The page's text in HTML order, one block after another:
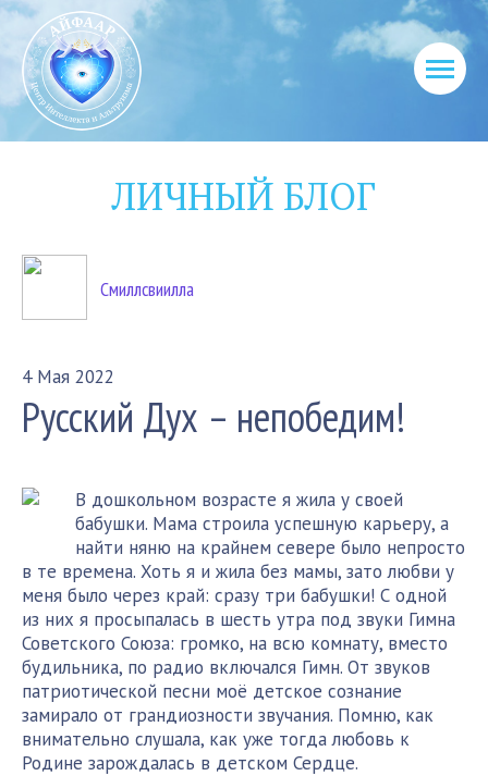
ЛИЧНЫЙ БЛОГ
Смиллсвиилла
4 Мая 2022
Русский Дух – непобедим!
В дошкольном возрасте я жила у своей
бабушки. Мама строила успешную карьеру, а
найти няню на крайнем севере было непросто
в те времена. Хоть я и жила без мамы, зато любви у
меня было через край: сразу три бабушки! С одной
из них я просыпалась в шесть утра под звуки Гимна
Советского Союза: громко, на всю комнату, вместо
будильника, по радио включался Гимн. От звуков
патриотической песни моё детское сознание
замирало от грандиозности звучания. Помню, как
внимательно слушала, как уже тогда любовь к
Родине зарождалась в детском Сердце.